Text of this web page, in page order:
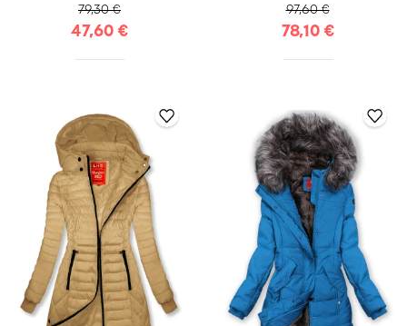
79,30 €
47,60 €
97,60 €
78,10 €